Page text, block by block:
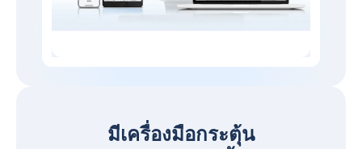
มีเครื่องมือกระตุ้น